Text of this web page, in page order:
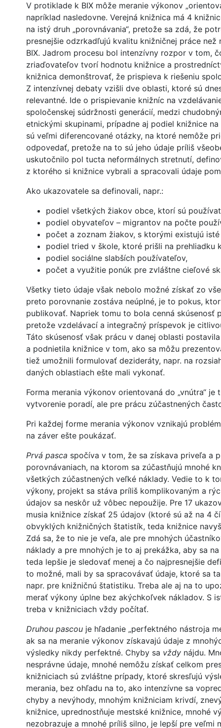
V protiklade k BIX môže meranie výkonov
napríklad nasledovne. Verejná knižnica má 4
na istý druh „porovnávania“, pretože sa zdá, že
presnejšie odzrkadľujú kvalitu knižničnej práce než
BIX. Jadrom procesu bol intenzívny rozpor v tom,
zriaďovateľov tvorí hodnotu knižnice a
knižnica demonštrovať, že prispieva k riešeniu
Z intenzívnej debaty vzišli dve oblasti, ktoré sú
relevantné. Ide o prispievanie knižníc na
spoločenskej súdržnosti generácií, medzi
etnickými skupinami, prípadne aj podiel knižnice
sú veľmi diferencované otázky, na ktoré nemôže
odpovedať, pretože na to sú jeho údaje príliš
uskutočnilo pol tucta neformálnych stretnutí,
z ktorého si knižnice vybrali a spracovali údaje
Ako ukazovatele sa definovali, napr.:
podiel všetkých žiakov obce, ktorí sú
podiel obyvateľov – migrantov na počte
počet a zoznam žiakov, s ktorými existujú
podiel tried v škole, ktoré prišli na prehliadku
podiel sociálne slabších používateľov,
počet a využitie ponúk pre zvláštne cieľové
Všetky tieto údaje však nebolo možné získať zo
preto porovnanie zostáva neúplné, je to pokus,
publikovať. Napriek tomu to bola cenná skúsenosť
pretože vzdelávací a integračný príspevok je
Táto skúsenosť však prácu v danej oblasti
a podnietila knižnice v tom, ako sa môžu
tiež umožnili formulovať dezideráty, napr. na
daných oblastiach ešte mali vykonať.
Forma merania výkonov orientovaná do „vnútra“ je
vytvorenie poradí, ale pre prácu zúčastnených
Pri každej forme merania výkonov vznikajú
na záver ešte poukázať.
Prvá pasca spočíva v tom, že sa získava priveľa a
porovnávaniach, na ktorom sa zúčastňujú mnohé
všetkých zúčastnených veľké náklady. Vedie to k
výkony, projekt sa stáva príliš komplikovaným a
údajov sa neskôr už vôbec nepoužije. Pre 17
musia knižnice získať 25 údajov (ktoré sú až na 4
obvyklých knižničných štatistík, teda knižnice
Zdá sa, že to nie je veľa, ale pre mnohých
náklady a pre mnohých je to aj prekážka, aby sa
teda lepšie je sledovať menej a čo najpresnejšie
to možné, mali by sa spracovávať údaje, ktoré sa
napr. pre knižničnú štatistiku. Treba ale aj na to
merať výkony úplne bez akýchkoľvek nákladov. S
treba v knižniciach vždy počítať.
Druhou pascou je hľadanie „perfektného nástroja
ak sa na meranie výkonov získavajú údaje z
výsledky nikdy perfektné. Chyby sa vždy nájdu.
nesprávne údaje, mnohé nemôžu získať celkom
knižniciach sú zvláštne prípady, ktoré skresľujú
merania, bez ohľadu na to, ako intenzívne sa
chyby a nevýhody, mnohým knižniciam krivdí,
knižnice, uprednostňuje mestské knižnice, mnohé
nezobrazuje a mnohé príliš silno, je lepší pre veľmi